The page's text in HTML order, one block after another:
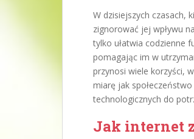
W dzisiejszych czasach,
zignorować jej wpływu
tylko ułatwia codzienne
pomagając im w
przynosi wiele korzyści,
miarę jak
technologicznych do
Jak internet